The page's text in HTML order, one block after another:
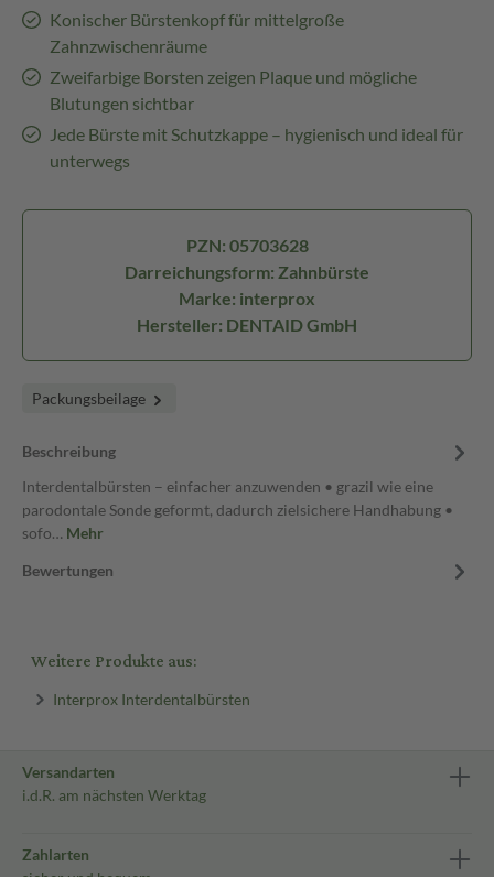
Konischer Bürstenkopf für mittelgroße
Zahnzwischenräume
Zweifarbige Borsten zeigen Plaque und mögliche
Blutungen sichtbar
Jede Bürste mit Schutzkappe – hygienisch und ideal für
unterwegs
PZN: 05703628
Darreichungsform: Zahnbürste
Marke: interprox
Hersteller: DENTAID GmbH
Packungsbeilage
Beschreibung
Interdentalbürsten – einfacher anzuwenden • grazil wie eine
parodontale Sonde geformt, dadurch zielsichere Handhabung •
sofo… Mehr
Bewertungen
Weitere Produkte aus:
Interprox Interdentalbürsten
Versandarten
i.d.R. am nächsten Werktag
Zahlarten